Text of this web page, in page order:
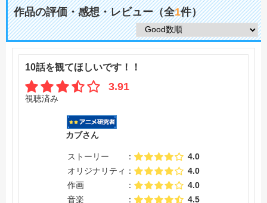
作品の評価・感想・レビュー（全1件）
10話を観てほしいです！！
3.91
視聴済み
カブさん
ストーリー
4.0
オリジナリティ
4.0
作画
4.0
音楽
4.5